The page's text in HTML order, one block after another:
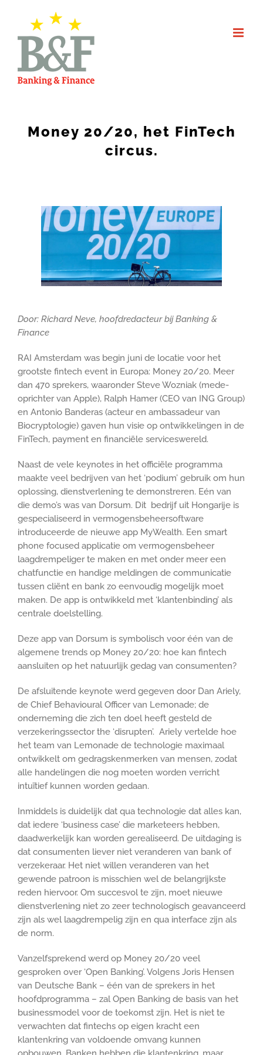
Money 20/20, het FinTech
circus.
Door: Richard Neve, hoofdredacteur bij Banking &
Finance
RAI Amsterdam was begin juni de locatie voor het
grootste fintech event in Europa: Money 20/20. Meer
dan 470 sprekers, waaronder Steve Wozniak (mede-
oprichter van Apple), Ralph Hamer (CEO van ING Group)
en Antonio Banderas (acteur en ambassadeur van
Biocryptologie) gaven hun visie op ontwikkelingen in de
FinTech, payment en financiële serviceswereld.
Naast de vele keynotes in het officiële programma
maakte veel bedrijven van het ‘podium’ gebruik om hun
oplossing, dienstverlening te demonstreren. Eén van
die demo’s was van Dorsum. Dit bedrijf uit Hongarije is
gespecialiseerd in vermogensbeheersoftware
introduceerde de nieuwe app MyWealth. Een smart
phone focused applicatie om vermogensbeheer
laagdrempeliger te maken en met onder meer een
chatfunctie en handige meldingen de communicatie
tussen cliënt en bank zo eenvoudig mogelijk moet
maken. De app is ontwikkeld met ‘klantenbinding’ als
centrale doelstelling.
Deze app van Dorsum is symbolisch voor één van de
algemene trends op Money 20/20: hoe kan fintech
aansluiten op het natuurlijk gedag van consumenten?
De afsluitende keynote werd gegeven door Dan Ariely,
de Chief Behavioural Officer van Lemonade; de
onderneming die zich ten doel heeft gesteld de
verzekeringssector the ‘disrupten’. Ariely vertelde hoe
het team van Lemonade de technologie maximaal
ontwikkelt om gedragskenmerken van mensen, zodat
alle handelingen die nog moeten worden verricht
intuïtief kunnen worden gedaan.
Inmiddels is duidelijk dat qua technologie dat alles kan,
dat iedere ‘business case’ die marketeers hebben,
daadwerkelijk kan worden gerealiseerd. De uitdaging is
dat consumenten liever niet veranderen van bank of
verzekeraar. Het niet willen veranderen van het
gewende patroon is misschien wel de belangrijkste
reden hiervoor. Om succesvol te zijn, moet nieuwe
dienstverlening niet zo zeer technologisch geavanceerd
zijn als wel laagdrempelig zijn en qua interface zijn als
de norm.
Vanzelfsprekend werd op Money 20/20 veel
gesproken over ‘Open Banking’. Volgens Joris Hensen
van Deutsche Bank – één van de sprekers in het
hoofdprogramma – zal Open Banking de basis van het
businessmodel voor de toekomst zijn. Het is niet te
verwachten dat fintechs op eigen kracht een
klantenkring van voldoende omvang kunnen